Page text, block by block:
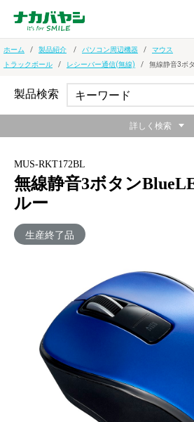
ホーム 製品紹介 パソコン周辺機器
マウス
トラックボール
レシーバー通信(無線) 無線静音3ボ
MUS-RKT172BL
無線静音3ボタン
ルー
生産終了品
静か。シンプル。
メーカー希望小売価格：
+ 税
製品検索
詳しく検索